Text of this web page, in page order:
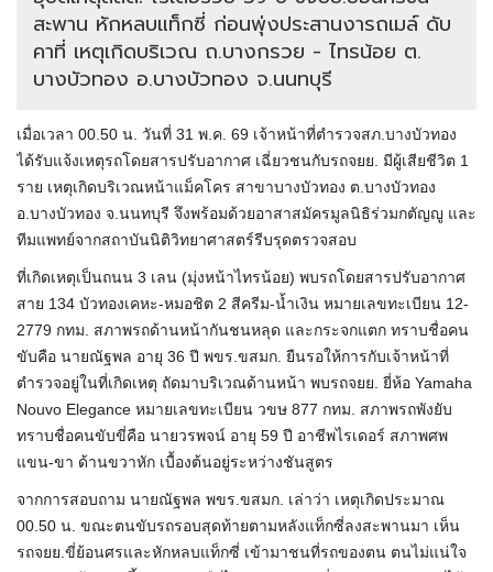
สะพาน หักหลบแท็กซี่ ก่อนพุ่งประสานงารถเมล์ ดับ
คาที่ เหตุเกิดบริเวณ ถ.บางกรวย - ไทรน้อย ต.
บางบัวทอง อ.บางบัวทอง จ.นนทบุรี
เมื่อเวลา 00.50 น. วันที่ 31 พ.ค. 69 เจ้าหน้าที่ตำรวจสภ.บางบัวทอง
ได้รับแจ้งเหตุรถโดยสารปรับอากาศ เฉี่ยวชนกับรถจยย. มีผู้เสียชีวิต 1
ราย เหตุเกิดบริเวณหน้าแม็คโคร สาขาบางบัวทอง ต.บางบัวทอง
อ.บางบัวทอง จ.นนทบุรี จึงพร้อมด้วยอาสาสมัครมูลนิธิร่วมกตัญญู และ
ทีมแพทย์จากสถาบันนิติวิทยาศาสตร์รีบรุดตรวจสอบ
ที่เกิดเหตุเป็นถนน 3 เลน (มุ่งหน้าไทรน้อย) พบรถโดยสารปรับอากาศ
สาย 134 บัวทองเคหะ-หมอชิต 2 สีครีม-น้ำเงิน หมายเลขทะเบียน 12-
2779 กทม. สภาพรถด้านหน้ากันชนหลุด และกระจกแตก ทราบชื่อคน
ขับคือ นายณัฐพล อายุ 36 ปี พขร.ขสมก. ยืนรอให้การกับเจ้าหน้าที่
ตำรวจอยู่ในที่เกิดเหตุ ถัดมาบริเวณด้านหน้า พบรถจยย. ยี่ห้อ Yamaha
Nouvo Elegance หมายเลขทะเบียน วขษ 877 กทม. สภาพรถพังยับ
ทราบชื่อคนขับขี่คือ นายวรพจน์ อายุ 59 ปี อาชีพไรเดอร์ สภาพศพ
แขน-ขา ด้านขวาหัก เบื้องต้นอยู่ระหว่างชันสูตร
จากการสอบถาม นายณัฐพล พขร.ขสมก. เล่าว่า เหตุเกิดประมาณ
00.50 น. ขณะตนขับรถรอบสุดท้ายตามหลังแท็กซี่ลงสะพานมา เห็น
รถจยย.ขี่ย้อนศรและหักหลบแท็กซี่ เข้ามาชนที่รถของตน ตนไม่แน่ใจ